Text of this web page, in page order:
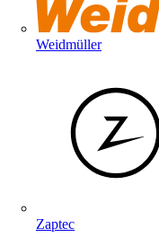
Weidmüller
Zaptec